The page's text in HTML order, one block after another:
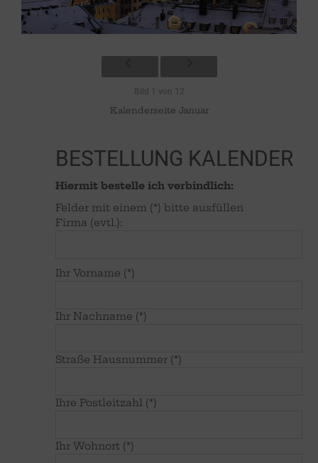
Kalenderseite Januar
BESTELLUNG KALENDER
Hiermit bestelle ich verbindlich:
Felder mit einem (*) bitte ausfüllen
Firma (evtl.):
Ihr Vorname (*)
Ihr Nachname (*)
Straße Hausnummer (*)
Ihre Postleitzahl (*)
Ihr Wohnort (*)